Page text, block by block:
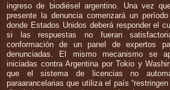
ingreso de biodiésel argentino. Una vez
presente la denuncia comenzará un
donde Estados Unidos deberá responder el
si las respuestas no fueran
conformación de un panel de expertos
denunciadas. El mismo mecanismo se
iniciadas contra Argentina por Tokio y
que el sistema de licencias no
paraarancelarias que utiliza el país